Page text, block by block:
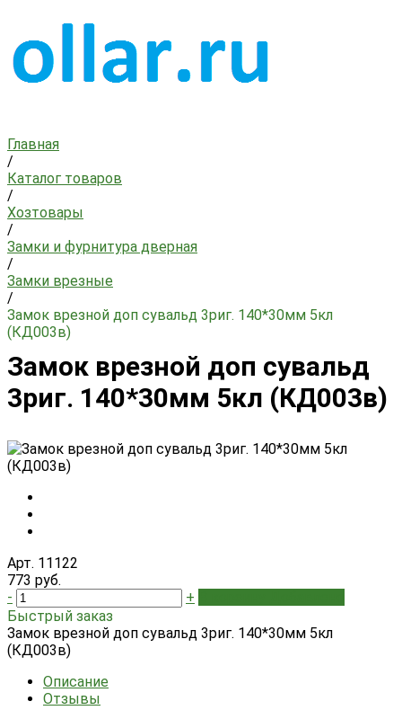
Главная
/
Каталог товаров
/
Хозтовары
/
Замки и фурнитура дверная
/
Замки врезные
/
Замок врезной доп сувальд 3риг. 140*30мм 5кл
(КД003в)
Замок врезной доп сувальд
3риг. 140*30мм 5кл (КД003в)
Арт. 11122
773 руб.
-
+
Быстрый заказ
Замок врезной доп сувальд 3риг. 140*30мм 5кл
(КД003в)
Описание
Отзывы